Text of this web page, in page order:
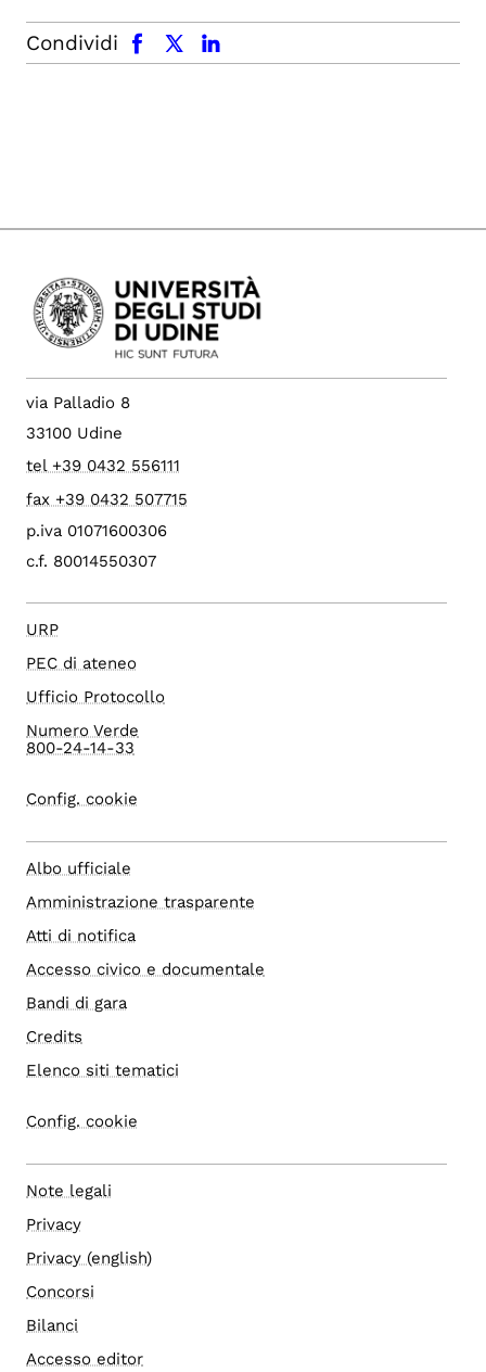
Condividi
facebook x.com linkedin
via Palladio 8
33100 Udine
tel +39 0432 556111
fax +39 0432 507715
p.iva 01071600306
c.f. 80014550307
URP
PEC di ateneo
Ufficio Protocollo
Numero Verde
800-24-14-33
Config. cookie
Albo ufficiale
Amministrazione trasparente
Atti di notifica
Accesso civico e documentale
Bandi di gara
Credits
Elenco siti tematici
Config. cookie
Note legali
Privacy
Privacy (english)
Concorsi
Bilanci
Accesso editor